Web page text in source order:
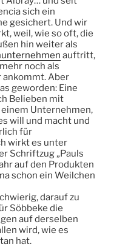
sich ein
gesichert. Und wir
weil, wie so oft, die
hin weiter als
auftritt,
noch als
ankommt. Aber
geworden: Eine
Belieben mit
Unternehmen,
will und macht und
für
wirkt es unter
Schriftzug „Pauls
auf den Produkten
schon ein Weilchen
darauf zu
Söbbeke die
auf derselben
wird, wie es
hat.